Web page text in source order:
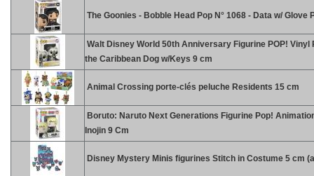
The Goonies - Bobble Head Pop N° 1068 - Data w/ Glove
Walt Disney World 50th Anniversary Figurine POP! Vinyl
the Caribbean Dog w/Keys 9 cm
Animal Crossing porte-clés peluche Residents 15 cm
Boruto: Naruto Next Generations Figurine Pop!
Inojin 9 Cm
Disney Mystery Minis figurines Stitch in Costume 5 cm